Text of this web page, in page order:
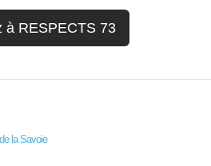
à RESPECTS 73
la Savoie